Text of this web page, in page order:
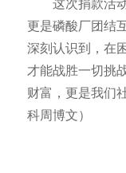
更是磷酸厂团结
深刻认识到，在
才能战胜一切挑
财富，更是我们
科周博文）